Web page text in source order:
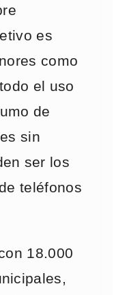
es
como
el uso
de
sin
ser los
teléfonos
18.000